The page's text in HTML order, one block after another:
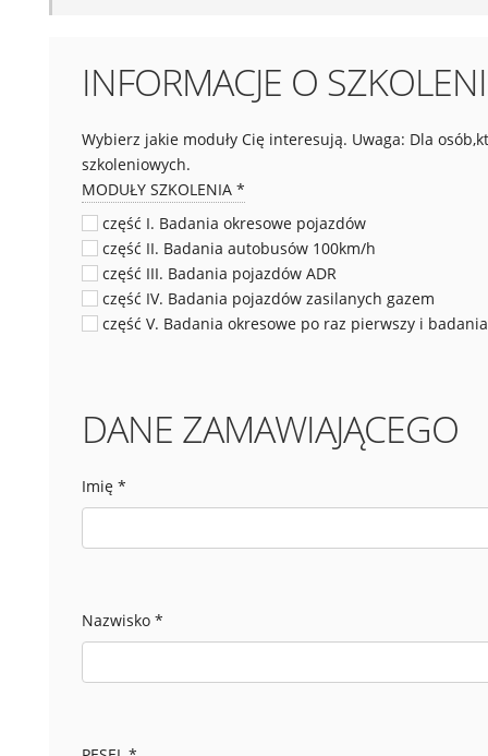
INFORMACJE O
Wybierz jakie moduły Cię interesują. Uwaga: Dla
szkoleniowych.
MODUŁY SZKOLENIA *
część I. Badania okresowe pojazdów
część II. Badania autobusów 100km/h
część III. Badania pojazdów ADR
część IV. Badania pojazdów zasilanych gazem
część V. Badania okresowe po raz pierwszy i
DANE ZAMAWIAJĄCEGO
Imię *
Nazwisko *